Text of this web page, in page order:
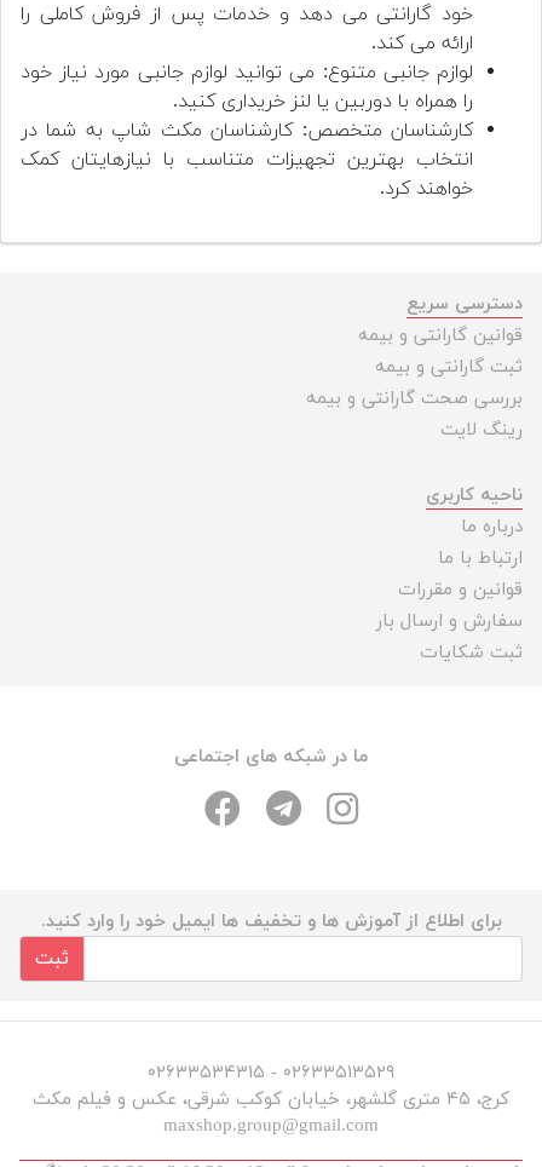
خود گارانتی می دهد و خدمات پس از فروش کاملی را
ارائه می کند.
لوازم جانبی متنوع: می توانید لوازم جانبی مورد نیاز خود
را همراه با دوربین یا لنز خریداری کنید.
کارشناسان متخصص: کارشناسان مکث شاپ به شما در
انتخاب بهترین تجهیزات متناسب با نیازهایتان کمک
خواهند کرد.
دسترسی سریع
قوانین گارانتی و بیمه
ثبت گارانتی و بیمه
بررسی صحت گارانتی و بیمه
رینگ لایت
ناحیه کاربری
درباره ما
ارتباط با ما
قوانین و مقررات
سفارش و ارسال بار
ثبت شکایات
ما در شبکه های اجتماعی
برای اطلاع از آموزش ها و تخفیف ها ایمیل خود را وارد کنید.
ثبت
۰۲۶۳۳۵۱۳۵۲۹ - ۰۲۶۳۳۵۳۴۳۱۵
کرج، ۴۵ متری گلشهر، خیابان کوکب شرقی، عکس و فیلم مکث
maxshop.group@gmail.com